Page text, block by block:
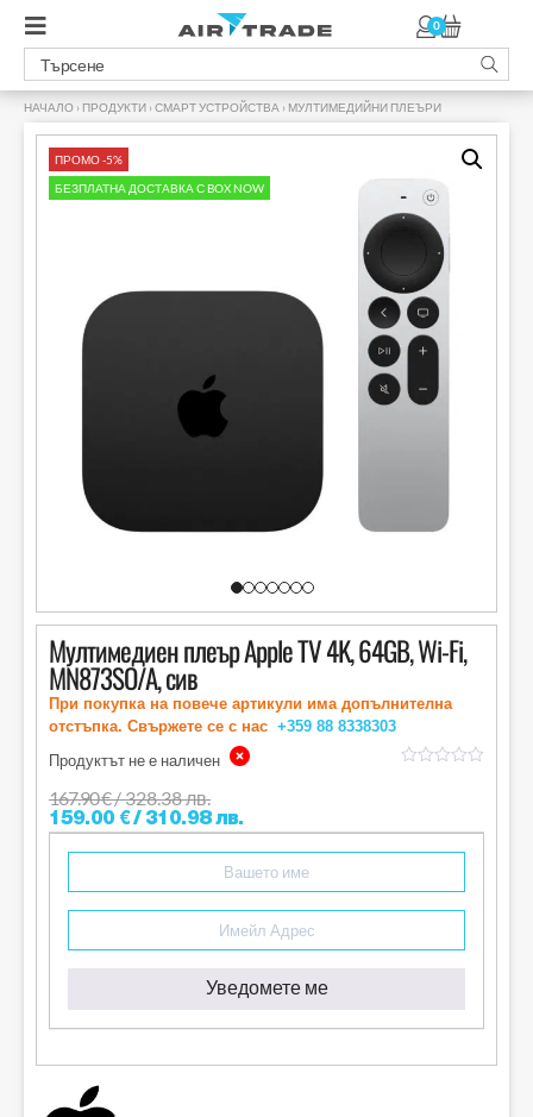
0
НАЧАЛО › ПРОДУКТИ ›СМАРТ УСТРОЙСТВА › МУЛТИМЕДИЙНИ ПЛЕЪРИ
ПРОМО -5%
БЕЗПЛАТНА ДОСТАВКА С BOX NOW
Мултимедиен плеър Apple TV 4K, 64GB, Wi-Fi,
MN873SO/A, сив
При покупка на повече артикули има допълнителна
отстъпка. Свържете се с нас +359 88 8338303
Продуктът не е наличен
167.90€/ 328.38 лв.
159.00 €/ 310.98 лв.
Уведомете ме